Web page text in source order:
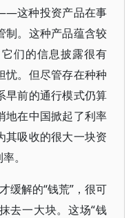
这种投资产品在事
制。这种产品蕴含较
们的信息披露很有
忧。但尽管存在种种
早前的通行模式仍算
地在中国掀起了利率
其吸收的很大一块资
。
缓解的“钱荒”，很可
去一大块。这场“钱